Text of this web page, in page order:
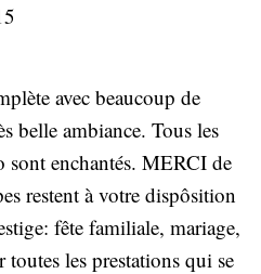
avec beaucoup de
belle ambiance. Tous les
sont enchantés. MERCI de
restent à votre dispôsition
fête familiale, mariage,
toutes les prestations qui se